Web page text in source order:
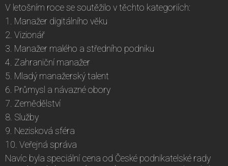
V letošním roce se soutěžilo v těchto kategoriích:
1. Manažer digitálního věku
2. Vizionář
3. Manažer malého a středního podniku
4. Zahraniční manažer
5. Mladý manažerský talent
6. Průmysl a návazné obory
7. Zemědělství
8. Služby
9. Nezisková sféra
10. Veřejná správa
Navíc byla speciální cena od České podnikatelské rady